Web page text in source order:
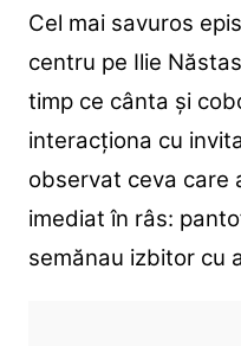
Cel mai savuros
centru pe Ilie
timp ce cânta și
interacționa cu
observat ceva care
imediat în râs:
semănau izbitor cu